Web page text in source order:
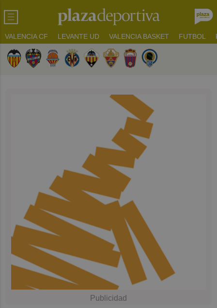
VALENCIA CF LEVANTE UD VALENCIA BASKET FUTBOL